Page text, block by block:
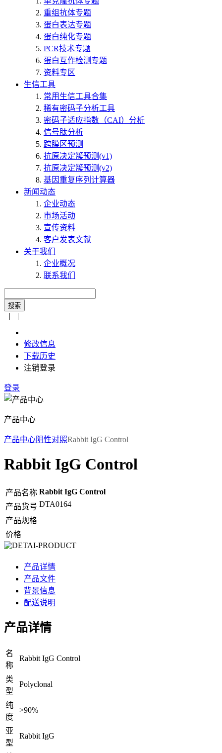
重组抗体专题
蛋白表达专题
蛋白纯化专题
PCR技术专题
蛋白互作检测专题
资料专区
生信工具
常用生信工具合集
稀有密码子分析工具
密码子适应指数（CAI）分析
信号肽分析
跨膜区预测
抗原决定簇预测(v1)
抗原决定簇预测(v2)
基因重复序列计算器
新闻动态
企业动态
市场活动
宣传资料
客户发表文献
关于我们
企业概况
联系我们
搜索
| |
修改信息
下载历史
注销登录
登录
产品中心
产品中心阴性对照Rabbit IgG Control
Rabbit IgG Control
产品名称 Rabbit IgG Control
产品货号 DTA0164
产品规格
价格
产品详情
产品文件
背景信息
配送说明
产品详情
名
称
Rabbit IgG Control
类
型
Polyclonal
纯
度
>90%
亚
型
Rabbit IgG